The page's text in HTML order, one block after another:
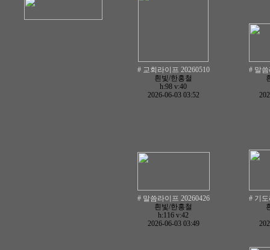
# 교회라이프 20260510
흰빛/한홍철
h:98 v:40
2026-06-03 03:52
# 말씀
# 말씀라이프 20260426
흰빛/한홍철
h:116 v:42
2026-06-03 03:49
# 기도